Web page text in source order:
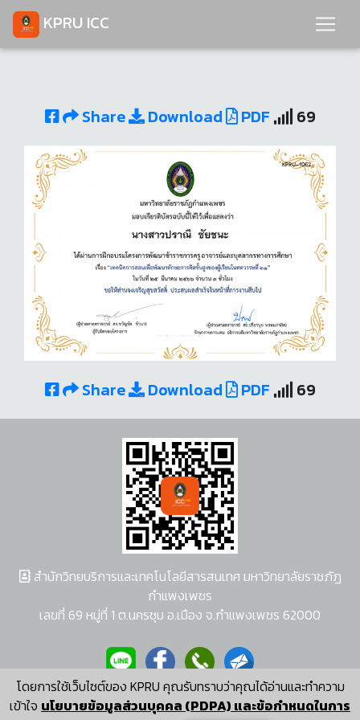
KPRU ICC
Share Download PDF 69
Share Download PDF 69
โดยการใช้เว็บไซต์ของ KPRU คุณรับทราบว่าคุณได้อ่านและทำความ
เข้าใจ นโยบายข้อมูลส่วนบุคคล (PDPA) และข้อกำหนดในการ
สำนักวิทยบริการและเทคโนโลยีสารสนเทศ มหาวิทยาลัยราชภัฏ
กำแพงเพชร
เลขที่ 69 หมู่ที่ 1 ต.นครชุม อ.เมือง จ.กำแพงเพชร 62000
ผู้พัฒนาระบบ อนุชา พวงผกา